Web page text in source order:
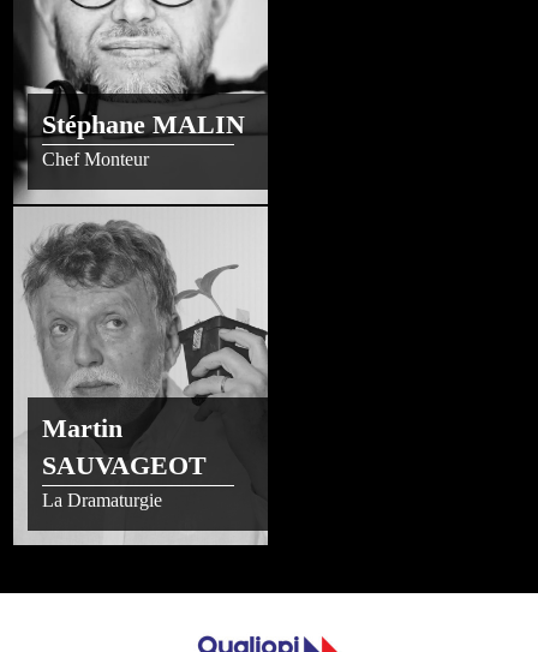
Stéphane MALIN
Chef Monteur
Martin
SAUVAGEOT
La Dramaturgie